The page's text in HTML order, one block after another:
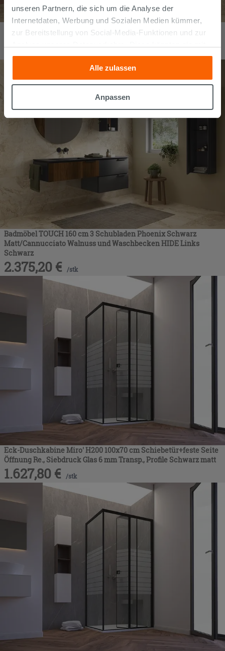
unseren Partnern, die sich um die Analyse der
Internetdaten, Werbung und Sozialen Medien kümmer,
zur Bereitstellung von Social-Media-Funktionen und zur
anderen Informationen, die Sie ihnen geliefert haben oder
die sie aufgrund Ihrer Verwendung ihrer Dienste
gesammelt haben, kombinieren. Falls Sie mehr wissen
möchten oder Ihre Zustimmung zu allen oder einigen
Zustimmung kann durch Klicken auf die Schaltfläche
„Cookies akzeptieren“ gegeben werden. Wenn Sie auf
die Schaltfläche "X" klicken, können Sie das Surfen erst
nach der Installation der technischen Cookies fortsetzen.
Alle zulassen
Anpassen
Badmöbel TOUCH 160 cm 2 Schubladen Phoenix Schwarz Matt
und Waschbecken HIDE Rechts Weiss Glänzend
1.464,30€
Badmöbel TOUCH 160 cm 3 Schubladen Phoenix Schwarz
Matt/Cannucciato Walnuss und Waschbecken HIDE Links
Schwarz
2.375,20 € /stk
Eck-Duschkabine Miro' H200 100x70 cm Schiebetür+feste Seite
Öffnung Re., Siebdruck Glas 6 mm Transp., Profile Schwarz matt
1.627,80 € /stk